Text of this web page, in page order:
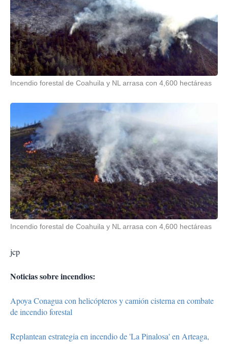
Incendio forestal de Coahuila y NL arrasa con 4,600 hectáreas
Incendio forestal de Coahuila y NL arrasa con 4,600 hectáreas
jcp
Noticias sobre incendios:
Apoya Conagua con helicópteros y camión cisterna en combate
de incendio forestal
Replantean estrategia en incendio de 'La Pinalosa' en Arteaga,